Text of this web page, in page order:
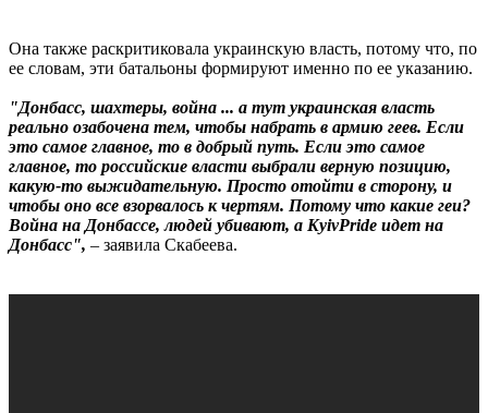
Она также раскритиковала украинскую власть, потому что, по
ее словам, эти батальоны формируют именно по ее указанию.
"Донбасс, шахтеры, война ... а тут украинская власть
реально озабочена тем, чтобы набрать в армию геев. Если
это самое главное, то в добрый путь. Если это самое
главное, то российские власти выбрали верную позицию,
какую-то выжидательную. Просто отойти в сторону, и
чтобы оно все взорвалось к чертям. Потому что какие геи?
Война на Донбассе, людей убивают, а KyivPride идет на
Донбасс", – заявила Скабеева.